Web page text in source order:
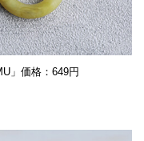
」価格：649円